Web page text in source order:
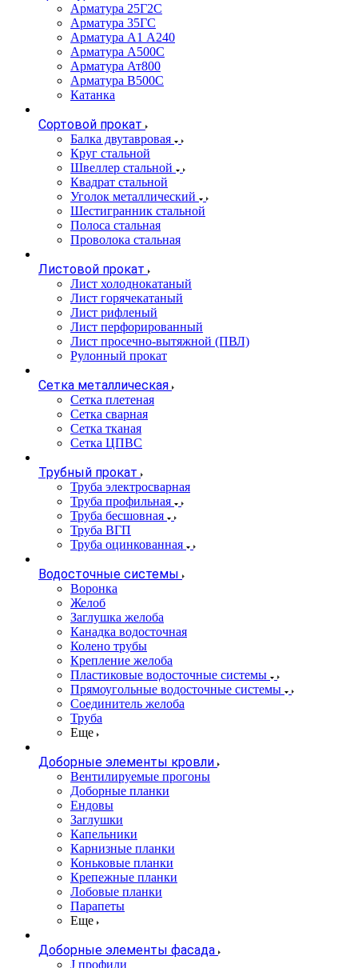
Арматура 25Г2С
Арматура 35ГС
Арматура А1 А240
Арматура А500С
Арматура Ат800
Арматура В500С
Катанка
Сортовой прокат
Балка двутавровая
Круг стальной
Швеллер стальной
Квадрат стальной
Уголок металлический
Шестигранник стальной
Полоса стальная
Проволока стальная
Листовой прокат
Лист холоднокатаный
Лист горячекатаный
Лист рифленый
Лист перфорированный
Лист просечно-вытяжной (ПВЛ)
Рулонный прокат
Сетка металлическая
Сетка плетеная
Сетка сварная
Сетка тканая
Сетка ЦПВС
Трубный прокат
Труба электросварная
Труба профильная
Труба бесшовная
Труба ВГП
Труба оцинкованная
Водосточные системы
Воронка
Желоб
Заглушка желоба
Канадка водосточная
Колено трубы
Крепление желоба
Пластиковые водосточные системы
Прямоугольные водосточные системы
Соединитель желоба
Труба
Еще
Доборные элементы кровли
Вентилируемые прогоны
Доборные планки
Ендовы
Заглушки
Капельники
Карнизные планки
Коньковые планки
Крепежные планки
Лобовые планки
Парапеты
Еще
Доборные элементы фасада
J профили